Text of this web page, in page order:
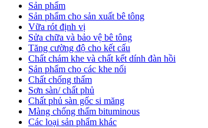
Sản phẩm
Sản phẩm cho sản xuất bê tông
Vữa rót định vị
Sửa chữa và bảo vệ bê tông
Tăng cường độ cho kết cấu
Chất chám khe và chất kết dính đàn hồi
Sản phẩm cho các khe nối
Chất chống thấm
Sơn sàn/ chất phủ
Chất phủ sàn gốc si măng
Màng chống thấm bituminous
Các loại sản phẩm khác